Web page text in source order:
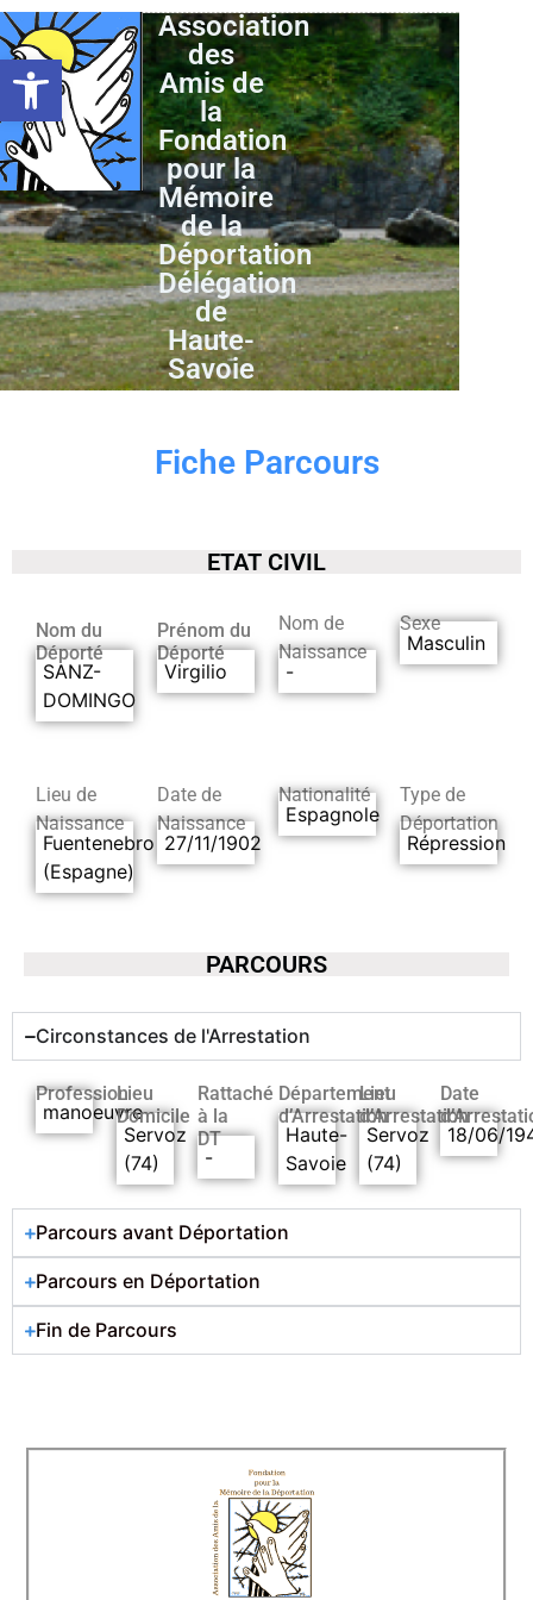
Ouvrir la barre d’outils
Association
des
Amis de
la
Fondation
pour la
Mémoire
de la
Déportation
Délégation
de
Haute-
Savoie
Fiche Parcours
ETAT CIVIL
Nom du
Déporté
SANZ-
DOMINGO
Prénom du
Déporté
Virgilio
Nom de
Naissance
-
Sexe
Masculin
Lieu de
Naissance
Fuentenebro
(Espagne)
Date de
Naissance
27/11/1902
Nationalité
Espagnole
Type de
Déportation
Répression
PARCOURS
Circonstances de l'Arrestation
Profession
manoeuvre
Lieu
Domicile
Servoz
(74)
Rattaché
à la
DT
-
Département
d’Arrestation
Haute-
Savoie
Lieu
d’Arrestation
Servoz
(74)
Date
18/06/
Parcours avant Déportation
Parcours en Déportation
Fin de Parcours